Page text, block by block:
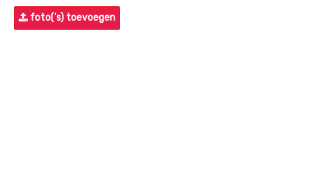
foto('s) toevoegen